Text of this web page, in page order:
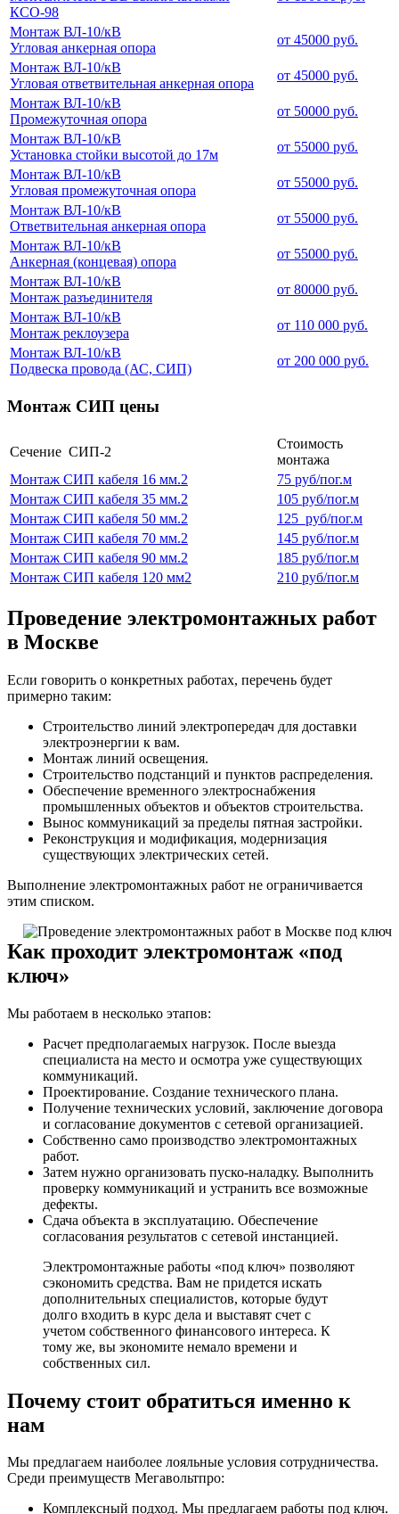
КСО-98
Монтаж ВЛ-10/кВ
Угловая анкерная опора
от 45000 руб.
Монтаж ВЛ-10/кВ
Угловая ответвительная анкерная опора
от 45000 руб.
Монтаж ВЛ-10/кВ
Промежуточная опора
от 50000 руб.
Монтаж ВЛ-10/кВ
Установка стойки высотой до 17м
от 55000 руб.
Монтаж ВЛ-10/кВ
Угловая промежуточная опора
от 55000 руб.
Монтаж ВЛ-10/кВ
Ответвительная анкерная опора
от 55000 руб.
Монтаж ВЛ-10/кВ
Анкерная (концевая) опора
от 55000 руб.
Монтаж ВЛ-10/кВ
Монтаж разъединителя
от 80000 руб.
Монтаж ВЛ-10/кВ
Монтаж реклоузера
от 110 000 руб.
Монтаж ВЛ-10/кВ
Подвеска провода (АС, СИП)
от 200 000 руб.
Монтаж СИП цены
Сечение СИП-2
Стоимость
монтажа
Монтаж СИП кабеля 16 мм.2
75 руб/пог.м
Монтаж СИП кабеля 35 мм.2
105 руб/пог.м
Монтаж СИП кабеля 50 мм.2
125 руб/пог.м
Монтаж СИП кабеля 70 мм.2
145 руб/пог.м
Монтаж СИП кабеля 90 мм.2
185 руб/пог.м
Монтаж СИП кабеля 120 мм2
210 руб/пог.м
Проведение электромонтажных работ
в Москве
Если говорить о конкретных работах, перечень будет
примерно таким:
Строительство линий электропередач для доставки
электроэнергии к вам.
Монтаж линий освещения.
Строительство подстанций и пунктов распределения.
Обеспечение временного электроснабжения
промышленных объектов и объектов строительства.
Вынос коммуникаций за пределы пятная застройки.
Реконструкция и модификация, модернизация
существующих электрических сетей.
Выполнение электромонтажных работ не ограничивается
этим списком.
Как проходит электромонтаж «под
ключ»
Мы работаем в несколько этапов:
Расчет предполагаемых нагрузок. После выезда
специалиста на место и осмотра уже существующих
коммуникаций.
Проектирование. Создание технического плана.
Получение технических условий, заключение договора
и согласование документов с сетевой организацией.
Собственно само производство электромонтажных
работ.
Затем нужно организовать пуско-наладку. Выполнить
проверку коммуникаций и устранить все возможные
дефекты.
Сдача объекта в эксплуатацию. Обеспечение
согласования результатов с сетевой инстанцией.
Электромонтажные работы «под ключ» позволяют
сэкономить средства. Вам не придется искать
дополнительных специалистов, которые будут
долго входить в курс дела и выставят счет с
учетом собственного финансового интереса. К
тому же, вы экономите немало времени и
собственных сил.
Почему стоит обратиться именно к
нам
Мы предлагаем наиболее лояльные условия сотрудничества.
Среди преимуществ Мегавольтпро:
Комплексный подход. Мы предлагаем работы под ключ.